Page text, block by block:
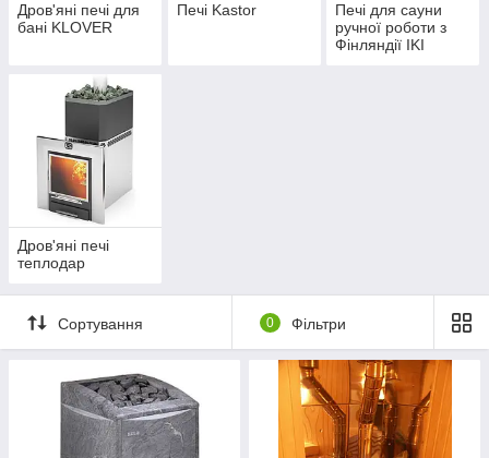
Дров'яні печі для
бані KLOVER
Печі Kastor
Печі для сауни
ручної роботи з
Фінляндії IKI
Дров'яні печі
теплодар
Сортування 0 Фільтри